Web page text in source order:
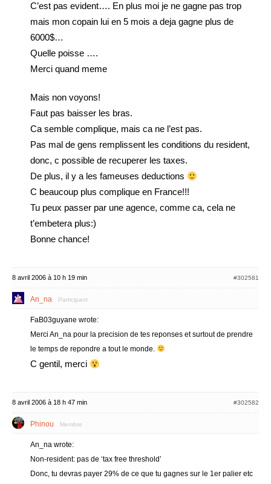
C’est pas evident…. En plus moi je ne gagne pas trop
mais mon copain lui en 5 mois a deja gagne plus de
6000$…
Quelle poisse ….
Merci quand meme
Mais non voyons!
Faut pas baisser les bras.
Ca semble complique, mais ca ne l’est pas.
Pas mal de gens remplissent les conditions du resident,
donc, c possible de recuperer les taxes.
De plus, il y a les fameuses deductions
C beaucoup plus complique en France!!!
Tu peux passer par une agence, comme ca, cela ne
t’embetera plus:)
Bonne chance!
8 avril 2006 à 10 h 19 min #302581
An_na Participant
FaB03guyane wrote:
Merci An_na pour la precision de tes reponses et surtout de prendre
le temps de repondre a tout le monde.
C gentil, merci
8 avril 2006 à 18 h 47 min #302582
Phinou Membre
An_na wrote:
Non-resident: pas de ‘tax free threshold’
Donc, tu devras payer 29% de ce que tu gagnes sur le 1er palier etc